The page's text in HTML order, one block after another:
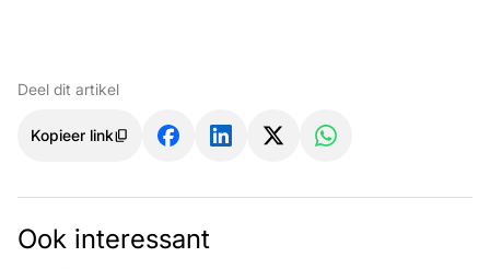
Deel dit artikel
Kopieer link
Ook interessant